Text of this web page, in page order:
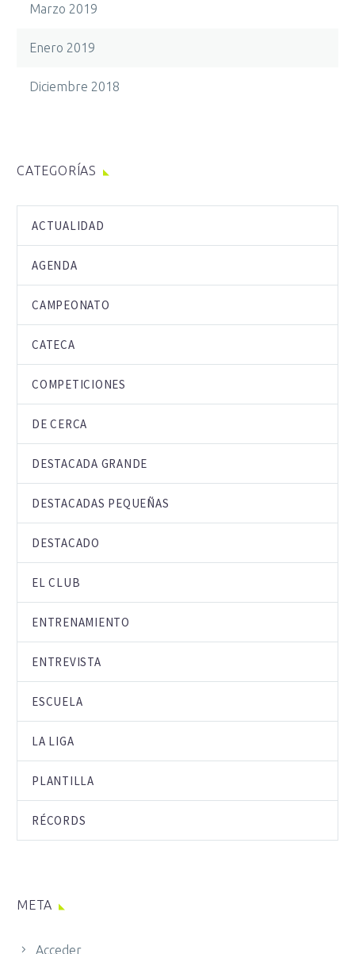
Marzo 2019
Enero 2019
Diciembre 2018
CATEGORÍAS
ACTUALIDAD
AGENDA
CAMPEONATO
CATECA
COMPETICIONES
DE CERCA
DESTACADA GRANDE
DESTACADAS PEQUEÑAS
DESTACADO
EL CLUB
ENTRENAMIENTO
ENTREVISTA
ESCUELA
LA LIGA
PLANTILLA
RÉCORDS
META
Acceder